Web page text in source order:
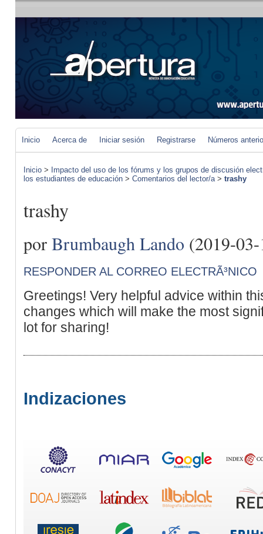
Inicio Acerca de Iniciar sesión Registrarse Números
Inicio > Impacto del uso de los fórums y los grupos de discusión
los estudiantes de educación > Comentarios del lector/a> trashy
trashy
por Brumbaugh Lando (2019-
RESPONDER AL CORREO ELECTRÃ³NICO
Greetings! Very helpful advice within
changes which will make the most
lot for sharing!
Indizaciones